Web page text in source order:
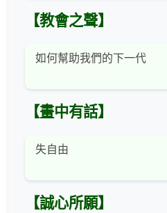
【教會之聲】
如何幫助我們的下一代
【畫中有話】
失自由
【誠心所願】